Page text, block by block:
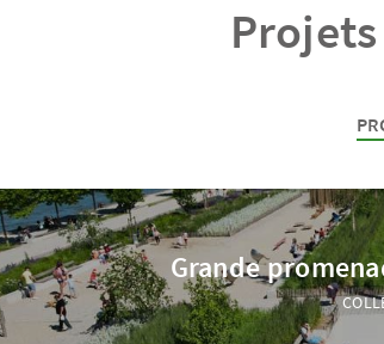
Grande